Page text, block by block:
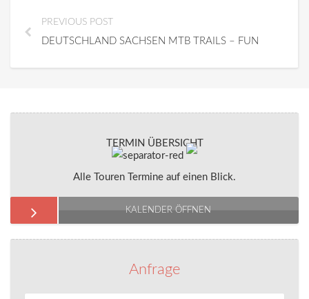
PREVIOUS POST
DEUTSCHLAND SACHSEN MTB TRAILS – FUN
TERMIN ÜBERSICHT
Alle Touren Termine auf einen Blick.
KALENDER ÖFFNEN
Anfrage